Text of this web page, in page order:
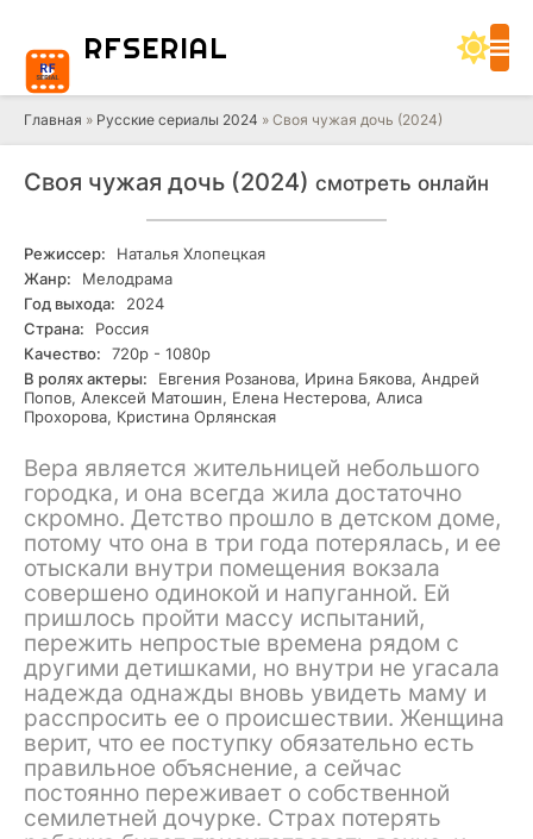
RFSERIAL
Главная » Русские сериалы 2024 » Своя чужая дочь (2024)
Своя чужая дочь (2024) смотреть онлайн
Режиссер:
Наталья Хлопецкая
Жанр:
Мелодрама
Год выхода:
2024
Страна:
Россия
Качество:
720р - 1080р
В ролях актеры:
Евгения Розанова, Ирина Бякова, Андрей
Попов, Алексей Матошин, Елена Нестерова, Алиса
Прохорова, Кристина Орлянская
Вера является жительницей небольшого
городка, и она всегда жила достаточно
скромно. Детство прошло в детском доме,
потому что она в три года потерялась, и ее
отыскали внутри помещения вокзала
совершено одинокой и напуганной. Ей
пришлось пройти массу испытаний,
пережить непростые времена рядом с
другими детишками, но внутри не угасала
надежда однажды вновь увидеть маму и
расспросить ее о происшествии. Женщина
верит, что ее поступку обязательно есть
правильное объяснение, а сейчас
постоянно переживает о собственной
семилетней дочурке. Страх потерять